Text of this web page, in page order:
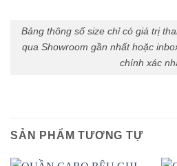
Bảng thông số size chỉ có giá trị
qua Showroom gần nhất hoặc
chính xác
SẢN PHẨM TƯƠNG TỰ